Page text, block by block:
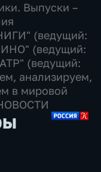
Выпуски –
(ведущий:
(ведущий:
(ведущий:
анализируем,
в мировой